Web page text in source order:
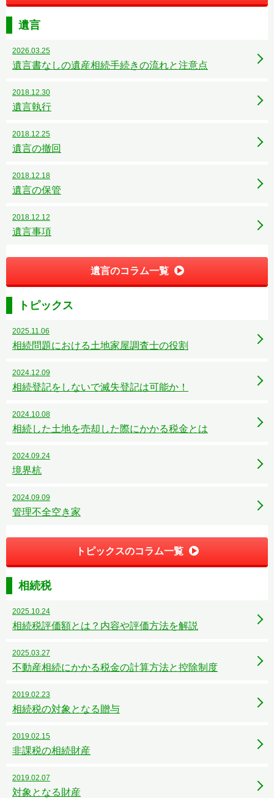
遺言
2026.03.25
遺言書なしの遺産相続手続きの流れと注意点
2018.12.30
遺言執行
2018.12.25
遺言の撤回
2018.12.18
遺言の保管
2018.12.12
遺言事項
遺言のコラム一覧
トピックス
2025.11.06
相続問題における土地家屋調査士の役割
2024.12.09
相続登記をしないで滅失登記は可能か！
2024.10.08
相続した土地を売却した際にかかる税金とは
2024.09.24
境界杭
2024.09.09
管理不全空き家
トピックスのコラム一覧
相続税
2025.10.24
相続税評価額とは？内容や評価方法を解説
2025.03.27
不動産相続にかかる税金の計算方法と控除制度
2019.02.23
相続税の対象となる贈与
2019.02.15
非課税の相続財産
2019.02.07
対象となる財産